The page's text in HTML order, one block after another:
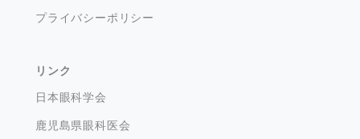
プライバシーポリシー
リンク
日本眼科学会
鹿児島県眼科医会